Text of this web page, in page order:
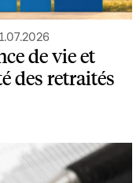
de vie et
des retraités